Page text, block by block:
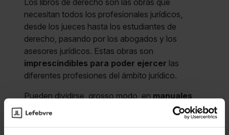
Los libros de derecho son las obras que
necesitan todos los profesionales jurídicos,
desde los jueces hasta los estudiantes de
derecho, pasando por los abogados y los
asesores jurídicos. Estas obras son
imprescindibles para poder ejercer las
diferentes profesiones del ámbito jurídico.
Pueden dividirse, grosso modo, enmanuales
doctrinales, Códigos y Códigos
. También existen obras que son